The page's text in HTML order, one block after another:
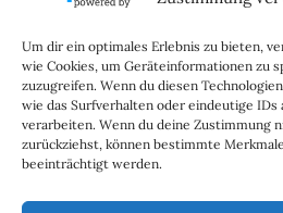
Um dir ein optimales Erlebnis zu bieten,
wie Cookies, um Geräteinformationen zu
zuzugreifen. Wenn du diesen
wie das Surfverhalten oder eindeutige IDs
verarbeiten. Wenn du deine Zustimmung
zurückziehst, können bestimmte
beeinträchtigt werden.
schau